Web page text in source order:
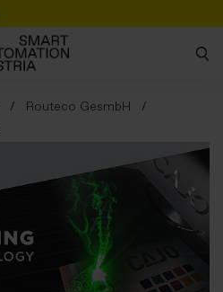
Routeco GesmbH